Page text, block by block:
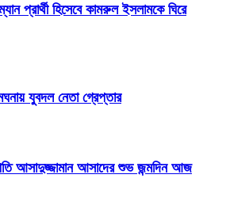
প্রার্থী হিসেবে কামরুল ইসলামকে ঘিরে
যুবদল নেতা গ্রেপ্তার
আসাদুজ্জামান আসাদের শুভ জন্মদিন আজ